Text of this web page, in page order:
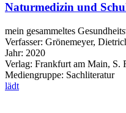
Naturmedizin und
mein gesammeltes
Verfasser: Grönemeyer,
Jahr: 2020
Verlag: Frankfurt am Main, S.
Mediengruppe: Sachliteratur
lädt